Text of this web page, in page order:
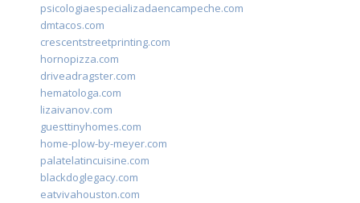
psicologiaespecializadaencampeche.com
dmtacos.com
crescentstreetprinting.com
hornopizza.com
driveadragster.com
hematologa.com
lizaivanov.com
guesttinyhomes.com
home-plow-by-meyer.com
palatelatincuisine.com
blackdoglegacy.com
eatvivahouston.com